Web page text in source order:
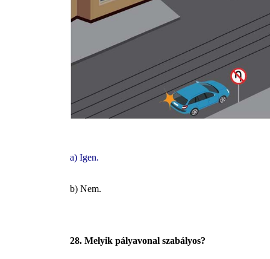
a) Igen.
b) Nem.
28. Melyik pályavonal szabályos?